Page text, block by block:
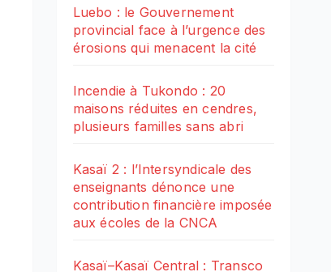
Luebo : le Gouvernement
provincial face à l’urgence des
érosions qui menacent la cité
Incendie à Tukondo : 20
maisons réduites en cendres,
plusieurs familles sans abri
Kasaï 2 : l’Intersyndicale des
enseignants dénonce une
contribution financière imposée
aux écoles de la CNCA
Kasaï–Kasaï Central : Transco